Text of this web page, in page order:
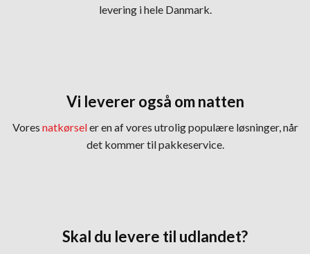
levering i hele Danmark.
Vi leverer også om natten
Vores natkørseler en af vores utrolig populære løsninger, når
det kommer til pakkeservice.
Skal du levere til udlandet?